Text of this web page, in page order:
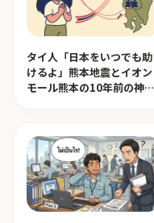
タイ人「日本をいつでも助
けるよ」熊本地震とイオン
モール熊本の10年前の神対